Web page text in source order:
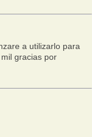
a utilizarlo para
gracias por